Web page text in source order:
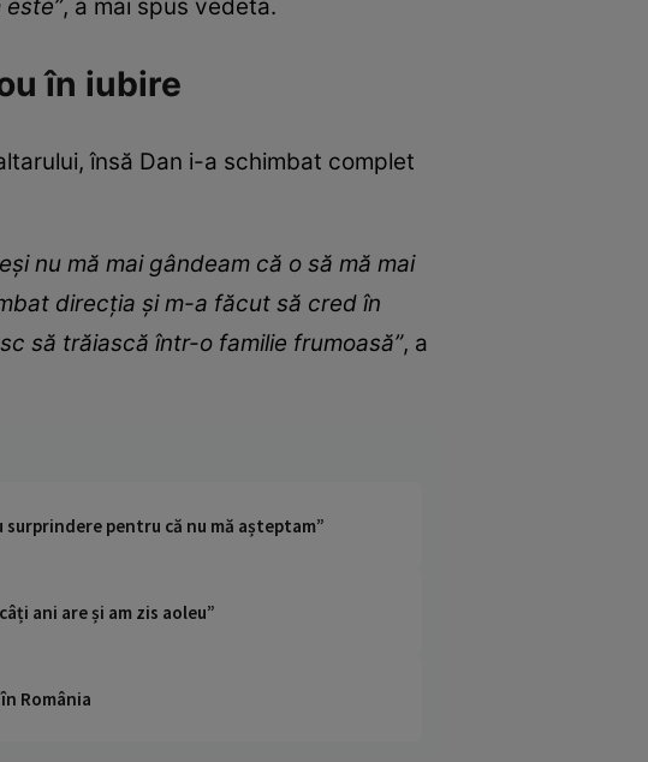
, a mai spus vedeta.
în iubire
însă Dan i-a schimbat complet
nu mă mai gândeam că o să mă mai
direcția și m-a făcut să cred în
să trăiască într-o familie frumoasă”, a
pentru că nu mă așteptam”
ani are și am zis aoleu”
România